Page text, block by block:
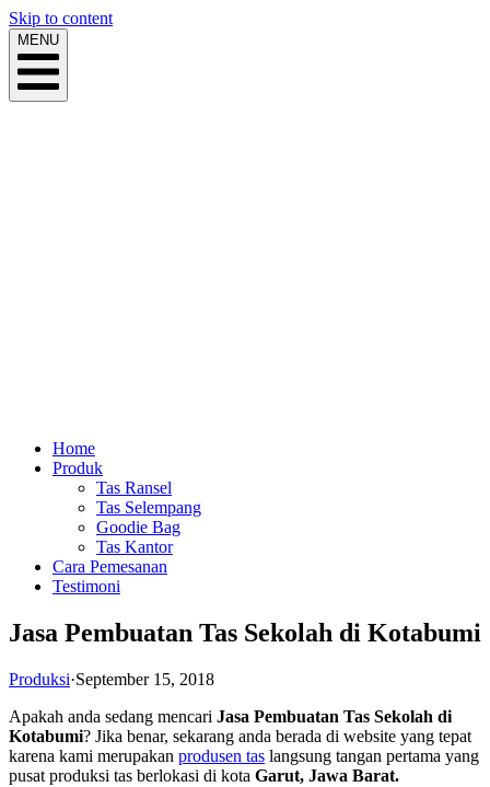
Skip to content
MENU
Home
Produk
Tas Ransel
Tas Selempang
Goodie Bag
Tas Kantor
Cara Pemesanan
Testimoni
Jasa Pembuatan Tas Sekolah di Kotabumi
Produksi·September 15, 2018
Apakah anda sedang mencari Jasa Pembuatan Tas Sekolah di
Kotabumi? Jika benar, sekarang anda berada di website yang tepat
karena kami merupakan produsen tas langsung tangan pertama yang
pusat produksi tas berlokasi di kota Garut, Jawa Barat.